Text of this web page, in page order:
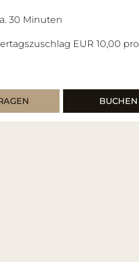
30 Minuten
EUR 10,00
BUCHEN